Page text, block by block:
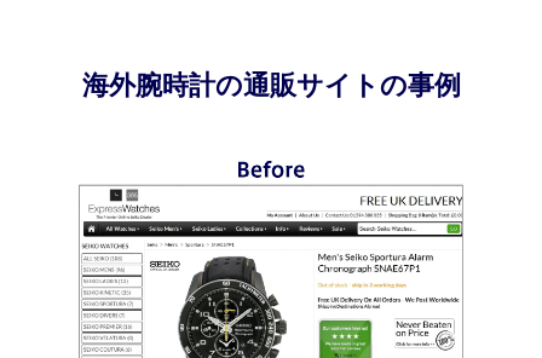
海外腕時計の通販サイトの事例